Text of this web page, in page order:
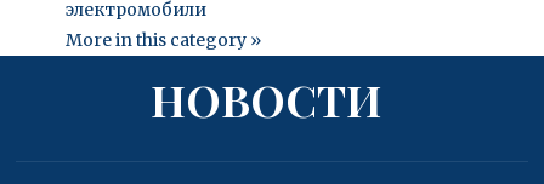
электромобили
More in this category »
НОВОСТИ